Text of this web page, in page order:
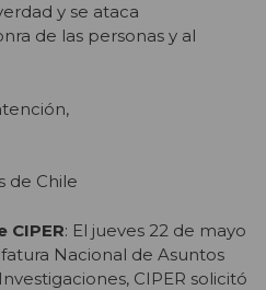
y se ataca
de las personas y al
de Chile
CIPER: El jueves 22 de mayo
Nacional de Asuntos
CIPER solicitó